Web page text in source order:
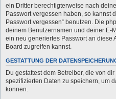
ein Dritter berechtigterweise nach
Passwort vergessen haben, so kannst
Passwort vergessen“ benutzen. Die
deinem Benutzernamen und deiner E-
ein neu generiertes Passwort an diese
Board zugreifen kannst.
GESTATTUNG DER
Du gestattest dem Betreiber, die von
spezifizierten Daten zu speichern, um
können.